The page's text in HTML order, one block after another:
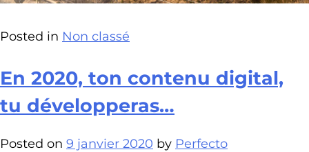
Posted in Non classé
En 2020, ton contenu digital,
tu développeras…
Posted on 9 janvier 2020 by Perfecto